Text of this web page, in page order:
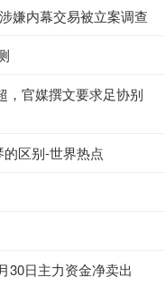
嫌内幕交易被立案调查
，官媒撰文要求足协别
区别-世界热点
30日主力资金净卖出